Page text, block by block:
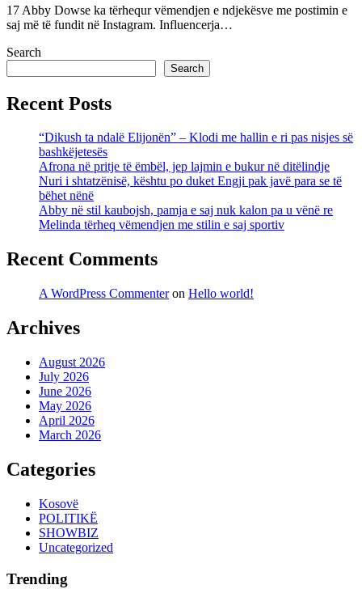
17 Abby Dowse ka tërhequr vëmendjen e ndjekësve me postimin e
saj më të fundit në Instagram. Influencerja…
Search
Search
Recent Posts
“Dikush ta ndalë Elijonën” – Klodi me hallin e ri pas nisjes së
bashkëjetesës
Afrona në pritje të ëmbël, jep lajmin e bukur në ditëlindje
Nuri i shtatzënisë, kështu po duket Engji pak javë para se të
bëhet nënë
Abby në stil kaubojsh, pamja e saj nuk kalon pa u vënë re
Melinda tërheq vëmendjen me stilin e saj sportiv
Recent Comments
A WordPress Commenteron Hello world!
Archives
August 2026
July 2026
June 2026
May 2026
April 2026
March 2026
Categories
Kosovë
POLITIKË
SHOWBIZ
Uncategorized
Trending